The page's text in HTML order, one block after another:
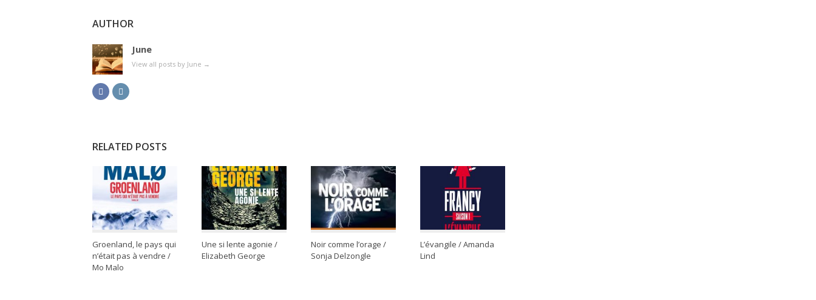
AUTHOR
June
View all posts by June →
RELATED POSTS
Groenland, le pays qui
n’était pas à vendre /
Mo Malo
Une si lente agonie /
Elizabeth George
Noir comme l’orage /
Sonja Delzongle
L’évangile / Amanda
Lind